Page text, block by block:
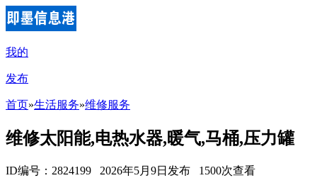
我的
发布
首页»生活服务»维修服务
维修太阳能,电热水器,暖气,马桶,压力罐
ID编号：2824199 2026年5月9日发布 1500次查看